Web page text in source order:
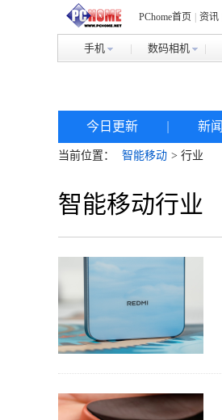
PChome首页 资讯
手机 数码相机
今日更新 新闻
当前位置： 智能移动 > 行业
智能移动行业